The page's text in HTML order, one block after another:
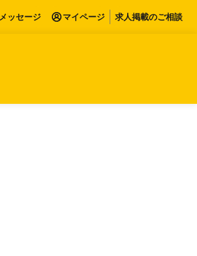
メッセージ マイページ 求人掲載のご相談